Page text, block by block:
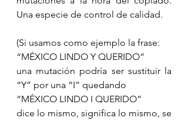
Una especie de control de calidad.
(Si usamos como ejemplo la frase:
“MÉXICO LINDO Y QUERIDO”
una mutación podría ser sustituir la
“Y” por una “I” quedando
“MÉXICO LINDO I QUERIDO”
dice lo mismo, significa lo mismo, se